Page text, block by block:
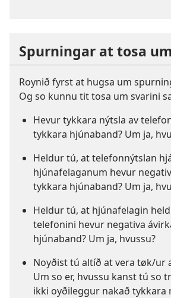
Spurningar at tosa um
Roynið fyrst at hugsa um
Og so kunnu tit tosa um svarini
Hevur tykkara nýtsla av
tykkara hjúnaband? Um ja,
Heldur tú, at telefonnýtslan
hjúnafelaganum hevur
tykkara hjúnaband? Um ja,
Heldur tú, at hjúnafelagin
telefonini hevur negativa
hjúnaband? Um ja, hvussu?
Noyðist tú altíð at vera tøk/ur
Um so er, hvussu kanst tú so
ikki oyðileggur nakað tykkara